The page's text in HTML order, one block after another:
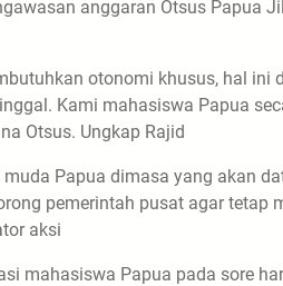
anggaran Otsus Papua
otonomi khusus, hal ini
Kami mahasiswa Papua
Otsus. Ungkap Rajid
Papua dimasa yang akan
pemerintah pusat agar tetap
aksi
mahasiswa Papua pada sore